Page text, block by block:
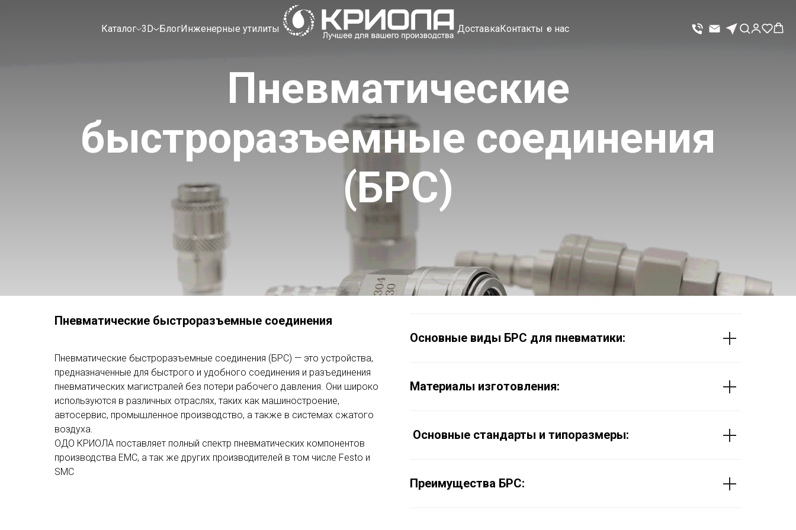
Каталог 3D БлогИнженерные утилиты ДоставкаКонтакты о нас
Пневматические
быстроразъемные соединения
(БРС)
Пневматические быстроразъемные соединения
Пневматические быстроразъемные соединения (БРС) — это устройства,
предназначенные для быстрого и удобного соединения и разъединения
пневматических магистралей без потери рабочего давления. Они широко
используются в различных отраслях, таких как машиностроение,
автосервис, промышленное производство, а также в системах сжатого
воздуха.
ОДО КРИОЛА поставляет полный спектр пневматических компонентов
производства EMC, а так же других производителей в том числе Festo и
SMC
Основные виды БРС для пневматики:
Материалы изготовления:
Основные стандарты и типоразмеры:
Преимущества БРС: